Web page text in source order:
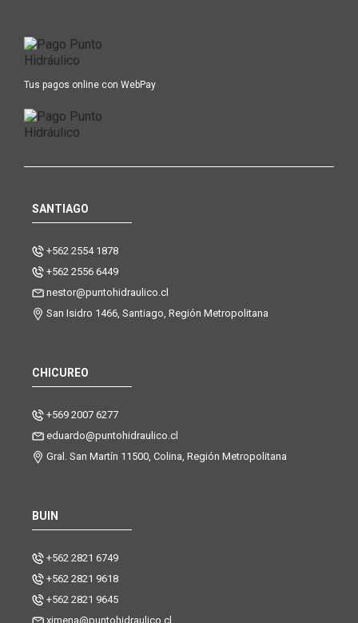
Tus pagos online con WebPay
SANTIAGO
+562 2554 1878
+562 2556 6449
nestor@puntohidraulico.cl
San Isidro 1466, Santiago, Región Metropolitana
CHICUREO
+569 2007 6277
eduardo@puntohidraulico.cl
Gral. San Martín 11500, Colina, Región Metropolitana
BUIN
+562 2821 6749
+562 2821 9618
+562 2821 9645
ximena@puntohidraulico.cl